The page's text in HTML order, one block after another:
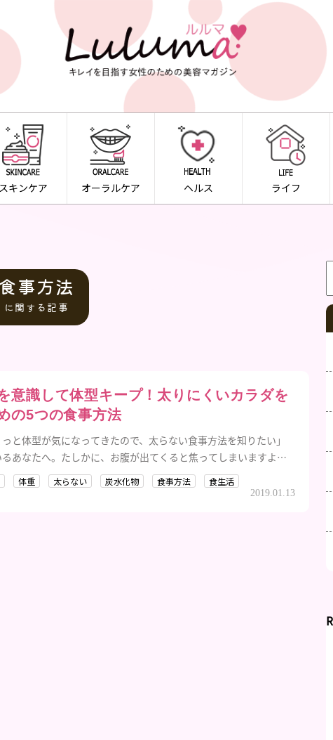
スキンケア オーラルケア ヘルス ライフ
事方法
に関する記事
意識して体型キープ！太りにくいカラダを
の5つの食事方法
っと体型が気になってきたので、太らない食事方法を知りたい」
るあなたへ。たしかに、お腹が出てくると焦ってしまいますよ
夫！食生活をちょっと意識するだけで体型を維持、あるいは痩
能なんです。
体重 太らない 炭水化物 食事方法 食生活
2019.01.13